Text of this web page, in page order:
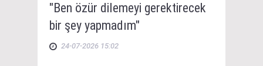
"Ben özür dilemeyi gerektirecek
bir şey yapmadım"
24-07-2026 15:02